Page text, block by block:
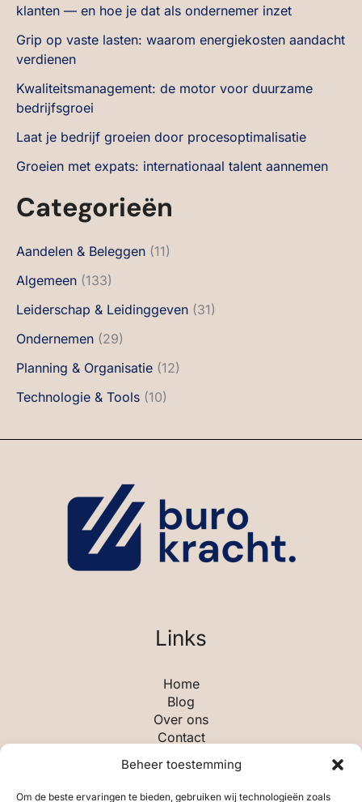
Beheer toestemming
Om de beste ervaringen te bieden, gebruiken wij technologieën zoals
klanten — en hoe je dat als ondernemer inzet
Grip op vaste lasten: waarom energiekosten aandacht
verdienen
Kwaliteitsmanagement: de motor voor duurzame
bedrijfsgroei
Laat je bedrijf groeien door procesoptimalisatie
Groeien met expats: internationaal talent aannemen
Categorieën
Aandelen & Beleggen (11)
Algemeen (133)
Leiderschap & Leidinggeven (31)
Ondernemen (29)
Planning & Organisatie (12)
Technologie & Tools (10)
Links
Home
Blog
Over ons
Contact
Categorieën